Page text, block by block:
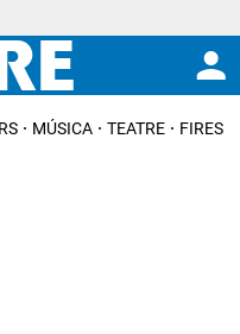
MÚSICA TEATRE FIRES I